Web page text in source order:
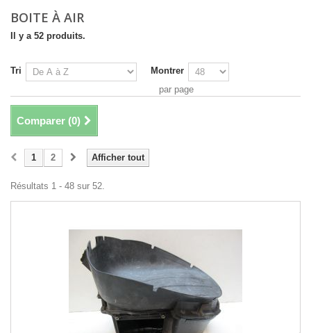
BOITE À AIR
Il y a 52 produits.
Tri
Montrer
par page
Comparer (0)
Afficher tout
1 2
Résultats 1 - 48 sur 52.